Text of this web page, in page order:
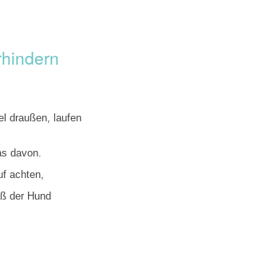
draußen, laufen
davon.
achten,
der Hund